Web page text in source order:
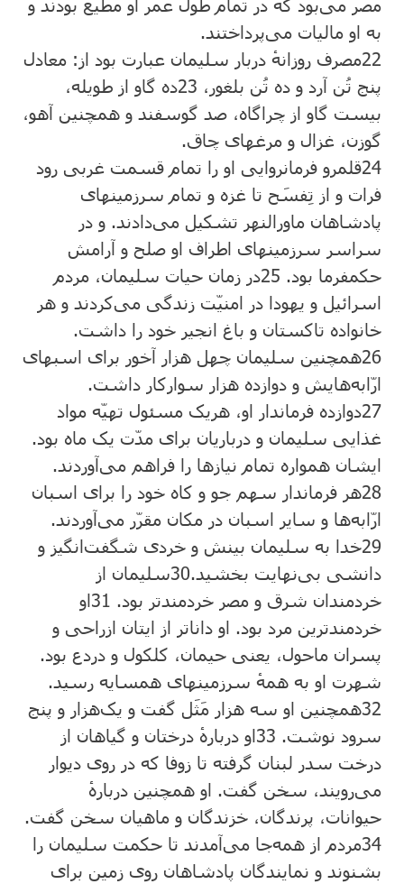
مصر می‌بود که در تمام طول عمر او مطیع بودند و
به او مالیات می‌پرداختند.
22مصرف روزانهٔ دربار سلیمان عبارت بود از: معادل
پنج تُن آرد و ده تُن بلغور، 23ده گاو از طویله،
بیست گاو از چراگاه، صد گوسفند و همچنین آهو،
گوزن، غزال و مرغهای چاق.
24قلمرو فرمانروایی او را تمام قسمت غربی رود
فرات و از تِفسَح تا غزه و تمام سرزمینهای
پادشاهان ماورالنهر تشکیل می‌دادند. و در
سراسر سرزمینهای اطراف او صلح و آرامش
حکمفرما بود. 25در زمان حیات سلیمان، مردم
اسرائیل و یهودا در امنیّت زندگی می‌کردند و هر
خانواده تاکستان و باغ انجیر خود را داشت.
26همچنین سلیمان چهل هزار آخور برای اسبهای
ارّابه‌هایش و دوازده هزار سوارکار داشت.
27دوازده فرماندار او، هریک مسئول تهیّه مواد
غذایی سلیمان و درباریان برای مدّت یک ماه بود.
ایشان همواره تمام نیازها را فراهم می‌آوردند.
28هر فرماندار سهم جو و کاه خود را برای اسبان
ارّابه‌ها و سایر اسبان در مکان مقرّر می‌آوردند.
29خدا به سلیمان بینش و خردی شگفت‌انگیز و
دانشی بی‌نهایت بخشید.30سلیمان از
خردمندان شرق و مصر خردمندتر بود. 31او
خردمندترین مرد بود. او داناتر از ایتان ازراحی و
پسران ماحول، یعنی حیمان، کلکول و دردع بود.
شهرت او به همهٔ سرزمینهای همسایه رسید.
32همچنین او سه هزار مَثَل گفت و یک‌هزار و پنج
سرود نوشت. 33او دربارهٔ درختان و گیاهان از
درخت سدر لبنان گرفته تا زوفا که در روی دیوار
می‌رویند، سخن گفت. او همچنین دربارهٔ
حیوانات، پرندگان، خزندگان و ماهیان سخن گفت.
34مردم از همه‌جا می‌آمدند تا حکمت سلیمان را
بشنوند و نمایندگان پادشاهان روی زمین برای